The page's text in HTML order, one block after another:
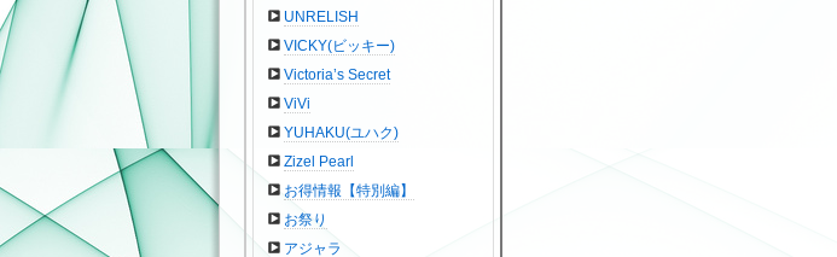
UNRELISH
VICKY(ビッキー)
Victoria’s Secret
ViVi
YUHAKU(ユハク)
Zizel Pearl
お得情報【特別編】
お祭り
アジャラ